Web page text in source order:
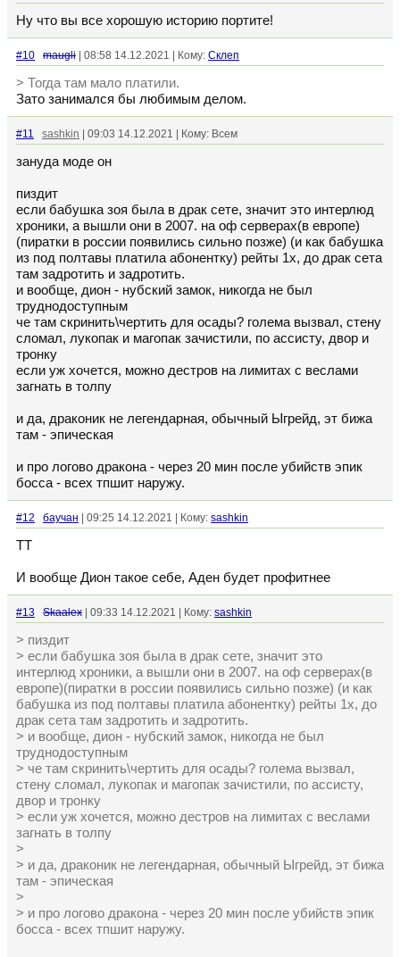
Ну что вы все хорошую историю портите!
#10 maugli | 08:58 14.12.2021 | Кому: Склеп
> Тогда там мало платили.
Зато занимался бы любимым делом.
#11 sashkin | 09:03 14.12.2021 | Кому: Всем
зануда моде он
пиздит
если бабушка зоя была в драк сете, значит это интерлюд
хроники, а вышли они в 2007. на оф серверах(в европе)
(пиратки в россии появились сильно позже) (и как бабушка
из под полтавы платила абонентку) рейты 1х, до драк сета
там задротить и задротить.
и вообще, дион - нубский замок, никогда не был
труднодоступным
че там скринить\чертить для осады? голема вызвал, стену
сломал, лукопак и магопак зачистили, по ассисту, двор и
тронку
если уж хочется, можно дестров на лимитах с веслами
загнать в толпу
и да, драконик не легендарная, обычный Ыгрейд, эт бижа
там - эпическая
и про логово дракона - через 20 мин после убийств эпик
босса - всех тпшит наружу.
#12 баучан | 09:25 14.12.2021 | Кому: sashkin
ТТ
И вообще Дион такое себе, Аден будет профитнее
#13 Skaalex | 09:33 14.12.2021 | Кому: sashkin
> пиздит
> если бабушка зоя была в драк сете, значит это
интерлюд хроники, а вышли они в 2007. на оф серверах(в
европе)(пиратки в россии появились сильно позже) (и как
бабушка из под полтавы платила абонентку) рейты 1х, до
драк сета там задротить и задротить.
> и вообще, дион - нубский замок, никогда не был
труднодоступным
> че там скринить\чертить для осады? голема вызвал,
стену сломал, лукопак и магопак зачистили, по ассисту,
двор и тронку
> если уж хочется, можно дестров на лимитах с веслами
загнать в толпу
>
> и да, драконик не легендарная, обычный Ыгрейд, эт бижа
там - эпическая
>
> и про логово дракона - через 20 мин после убийств эпик
босса - всех тпшит наружу.